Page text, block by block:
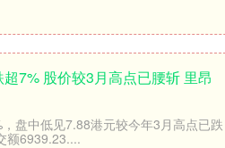
7% 股价较3月高点已腰斩 里昂
盘中低见7.88港元较今年3月高点已跌
额6939.23....